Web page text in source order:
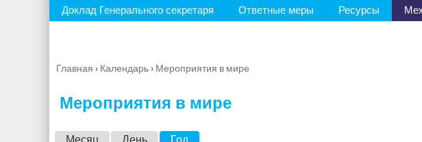
Доклад Генерального секретаря Ответные меры Ресурсы
Вы
Главная › Календарь› Мероприятия в мире
Мероприятия в мире